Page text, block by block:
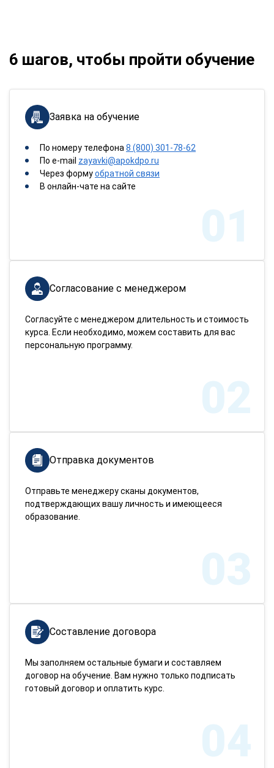
6 шагов, чтобы пройти обучение
Заявка на обучение
По номеру телефона 8 (800) 301-78-62
По e-mail zayavki@apokdpo.ru
Через формуобратной связи
В онлайн-чате на сайте
01
Согласование с менеджером
Согласуйте с менеджером длительность и стоимость
курса. Если необходимо, можем составить для вас
персональную программу.
02
Отправка документов
Отправьте менеджеру сканы документов,
подтверждающих вашу личность и имеющееся
образование.
03
Составление договора
Мы заполняем остальные бумаги и составляем
договор на обучение. Вам нужно только подписать
готовый договор и оплатить курс.
04